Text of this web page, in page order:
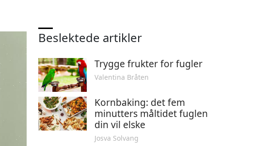
Beslektede artikler
Trygge frukter for fugler
Valentina Bråten
Kornbaking: det fem
minutters måltidet fuglen
din vil elske
Josva Solvang